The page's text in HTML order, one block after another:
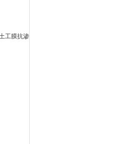
工膜抗渗